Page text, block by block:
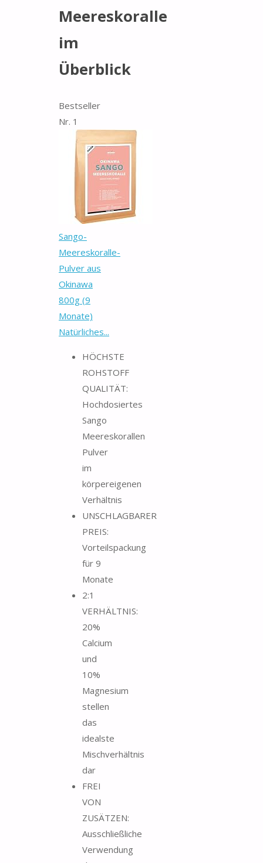
Meereskoralle
im
Überblick
Bestseller
Nr. 1
Sango-
Meereskoralle-
Pulver aus
Okinawa
800g (9
Monate)
Natürliches...
HÖCHSTE
ROHSTOFF
QUALITÄT:
Hochdosiertes
Sango
Meereskorallen
Pulver
im
körpereigenen
Verhältnis
UNSCHLAGBARER
PREIS:
Vorteilspackung
für 9
Monate
2:1
VERHÄLTNIS:
20%
Calcium
und
10%
Magnesium
stellen
das
idealste
Mischverhältnis
dar
FREI
VON
ZUSÄTZEN:
Ausschließliche
Verwendung